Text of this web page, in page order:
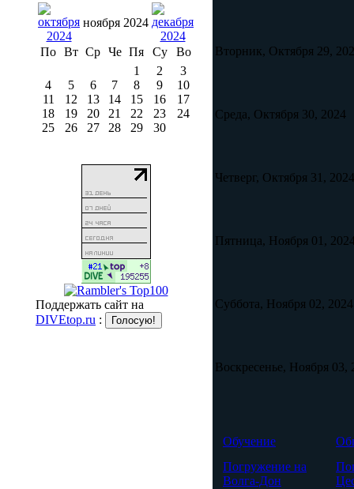
ноября 2024
По Вт Ср Че Пя Су
Во
1
2
3
4
5 6 7 8 9
10
11
12 13 14 15 16
17
18
19 20 21 22 23
24
25
26 27 28 29 30
Поддержать сайт на
DIVEtop.ru :
Вторник, Октября 29,
Среда, Октября 30, 2024
Четверг, Октября 31, 2024
Пятница, Ноября 01,
Суббота, Ноября 02, 2024
Воскресенье, Ноября 03,
Обучение
Погружение на
Волга-Дон